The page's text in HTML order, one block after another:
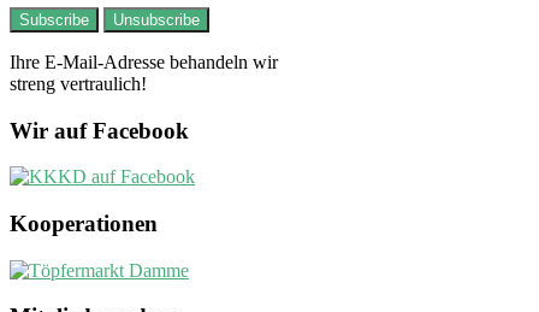
Ihre E-Mail-Adresse behandeln wir
streng vertraulich!
Wir auf Facebook
Kooperationen